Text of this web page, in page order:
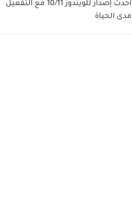
أحدث إصدار للويندوز 10/11 مع التفعيل
مدى الحياة